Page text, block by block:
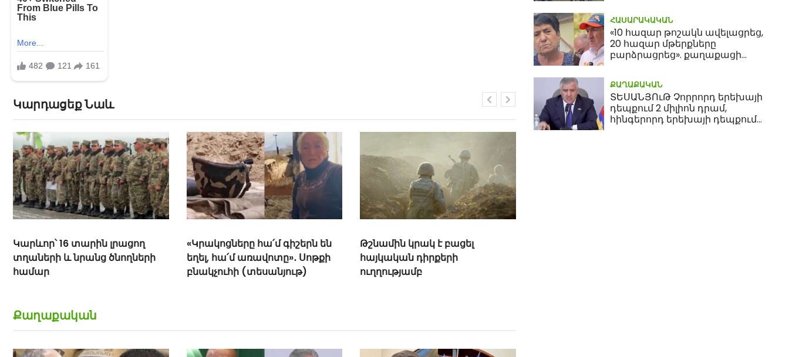
Կարդացեք Նաև
«Կրակոցները հա՛մ գիշերն են
եղել, հա՛մ առավոտը»․ Սոթքի
բնակչուհի (տեսանյութ)
Թշնամին կրակ է բացել
հայկական դիրքերի
ուղղությամբ
Զինծառայողը հոսպիտալում
մահացել է. մանրամասներ
Քաղաքական
ՀԱՍԱՐԱԿԱԿԱՆ
«10 հազար թոշակն ավելացրեց,
20 հազար մթերքները
բարձրացրեց». քաղաքացի
ՔԱՂԱՔԱԿԱՆ
ՏԵՍԱՆՅՈւԹ Չորրորդ երեխայի
դեպքում 2 միլիոն դրամ,
հինգերորդ երեխայի դեպքում